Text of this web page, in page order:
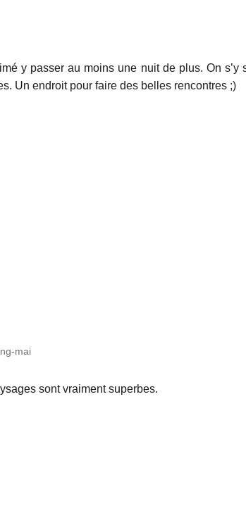
y passer au moins une nuit de plus. On s’y
Un endroit pour faire des belles rencontres ;)
mai
sont vraiment superbes.